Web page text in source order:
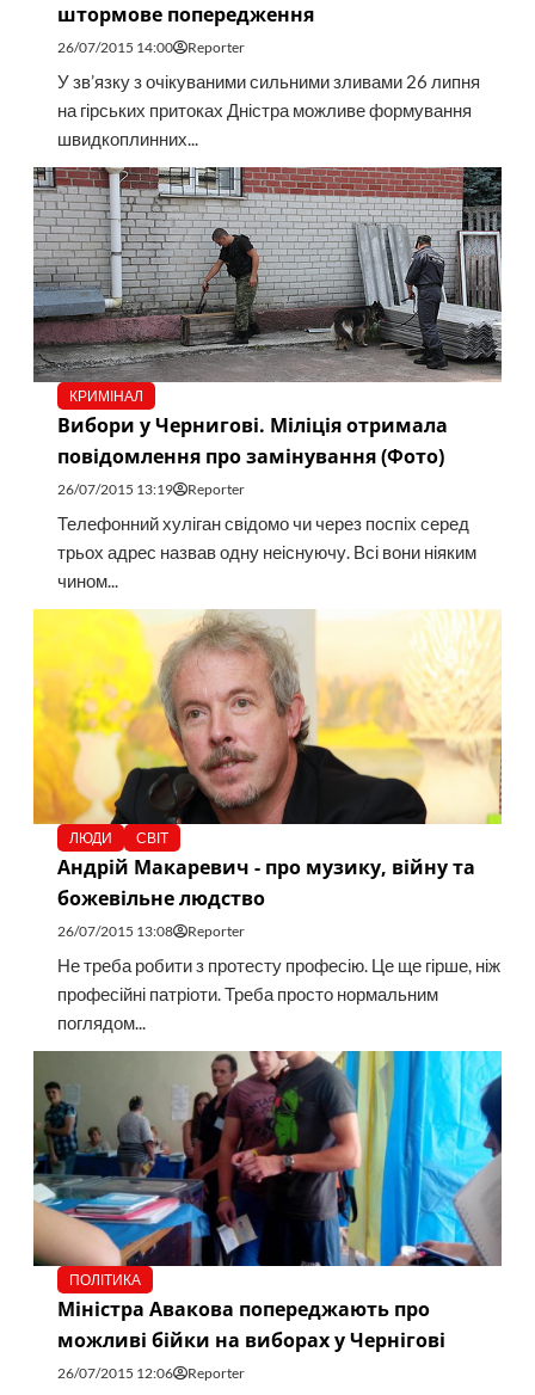
штормове попередження
26/07/2015 14:00 Reporter
У зв’язку з очікуваними сильними зливами 26 липня
на гірських притоках Дністра можливе формування
швидкоплинних...
КРИМІНАЛ
Вибори у Чернигові. Міліція отримала
повідомлення про замінування (Фото)
26/07/2015 13:19 Reporter
Телефонний хуліган свідомо чи через поспіх серед
трьох адрес назвав одну неіснуючу. Всі вони ніяким
чином...
ЛЮДИ СВІТ
Андрій Макаревич - про музику, війну та
божевільне людство
26/07/2015 13:08 Reporter
Не треба робити з протесту професію. Це ще гірше, ніж
професійні патріоти. Треба просто нормальним
поглядом...
ПОЛІТИКА
Міністра Авакова попереджають про
можливі бійки на виборах у Чернігові
26/07/2015 12:06 Reporter